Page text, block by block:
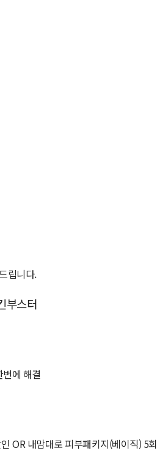
립니다.
부스터
에 해결
OR 내맘대로 피부패키지(베이직) 5회